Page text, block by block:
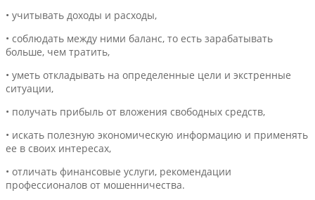
• учитывать доходы и расходы,
• соблюдать между ними баланс, то есть зарабатывать
больше, чем тратить,
• уметь откладывать на определенные цели и экстренные
ситуации,
• получать прибыль от вложения свободных средств,
• искать полезную экономическую информацию и применять
ее в своих интересах,
• отличать финансовые услуги, рекомендации
профессионалов от мошенничества.